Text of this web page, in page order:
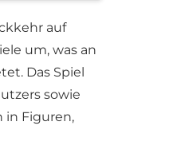
auf
um, was an
Das Spiel
sowie
in Figuren,